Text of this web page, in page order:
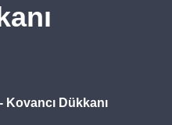
Dükkanı